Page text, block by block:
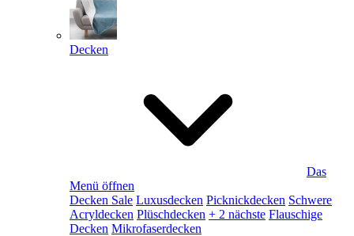
Decken
Das
Menü öffnen
Decken Sale Luxusdecken Picknickdecken Schwere
Acryldecken Plüschdecken + 2 nächste Flauschige
Decken Mikrofaserdecken